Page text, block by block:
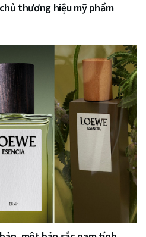
thương hiệu mỹ phẩm